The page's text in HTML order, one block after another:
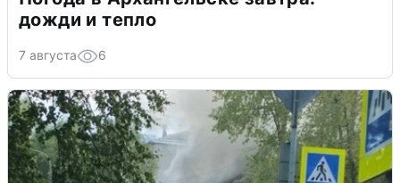
дожди и тепло
7 августа 6